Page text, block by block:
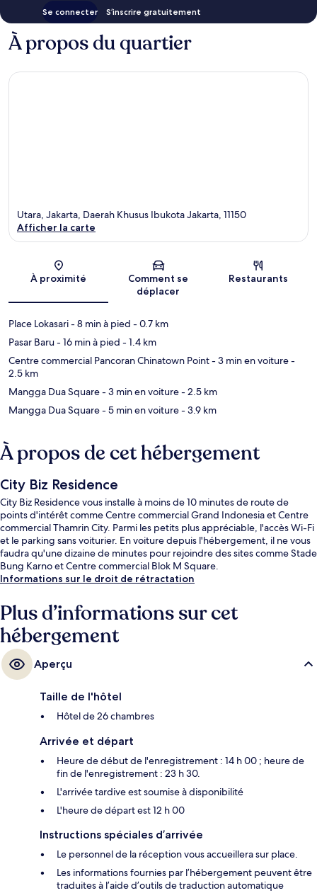
Se connecter S’inscrire gratuitement
À propos du quartier
Carte
Utara, Jakarta, Daerah Khusus Ibukota Jakarta, 11150
Afficher la carte
À proximité
Comment se
déplacer
Restaurants
Place Lokasari- 8 min à pied - 0.7 km
Pasar Baru- 16 min à pied - 1.4 km
Centre commercial Pancoran Chinatown Point- 3 min en voiture-
2.5 km
Mangga Dua Square- 3 min en voiture- 2.5 km
Mangga Dua Square- 5 min en voiture- 3.9 km
À propos de cet hébergement
City Biz Residence
City Biz Residence vous installe à moins de 10 minutes de route de
points d'intérêt comme Centre commercial Grand Indonesia et Centre
commercial Thamrin City. Parmi les petits plus appréciable, l'accès Wi-Fi
et le parking sans voiturier. En voiture depuis l'hébergement, il ne vous
faudra qu'une dizaine de minutes pour rejoindre des sites comme Stade
Bung Karno et Centre commercial Blok M Square.
Informations sur le droit de rétractation
Plus d’informations sur cet
hébergement
Aperçu
Taille de l'hôtel
Hôtel de 26 chambres
Arrivée et départ
Heure de début de l'enregistrement : 14 h 00 ; heure de
fin de l'enregistrement : 23 h 30.
L'arrivée tardive est soumise à disponibilité
L'heure de départ est 12 h 00
Instructions spéciales d’arrivée
Le personnel de la réception vous accueillera sur place.
Les informations fournies par l’hébergement peuvent être
traduites à l’aide d’outils de traduction automatique